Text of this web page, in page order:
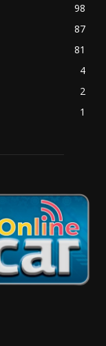
98
87
81
4
2
1